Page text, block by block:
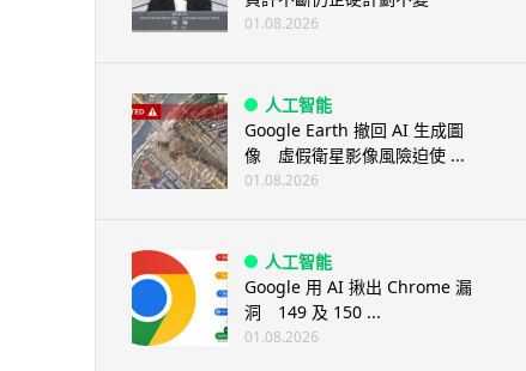
01.08.2026
人工智能
Google Earth 撤回 AI 生成圖
像 虛假衛星影像風險迫使 ...
01.08.2026
人工智能
Google 用 AI 揪出 Chrome 漏
洞 149 及 150 ...
01.08.2026